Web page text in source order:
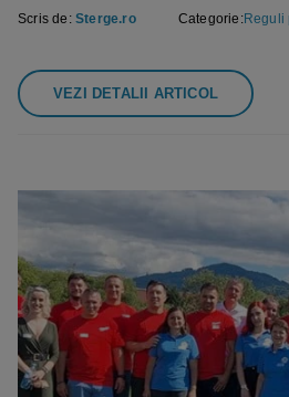
Scris de: Sterge.ro Categorie:Reguli
VEZI DETALII ARTICOL